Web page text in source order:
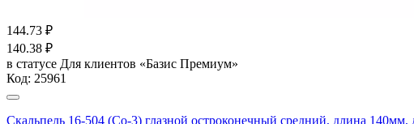
144.73 ₽
140.38 ₽
в статусе Для клиентов «Базис Премиум»
Код: 25961
Скальпель 16-504 (Со-3) глазной остроконечный средний, длина